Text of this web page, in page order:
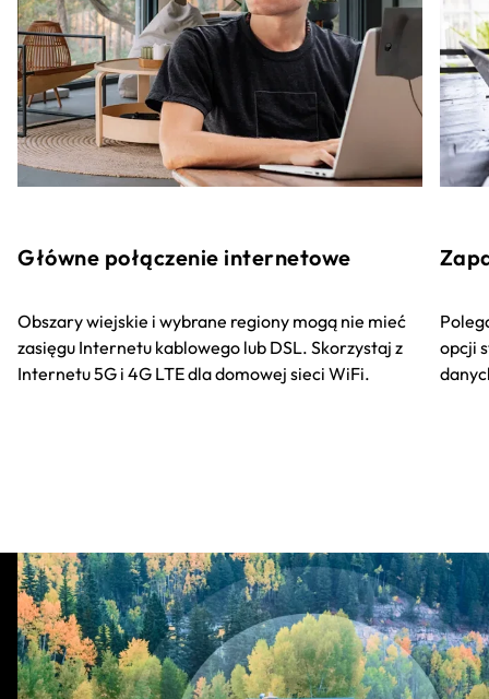
Główne połączenie internetowe
Obszary wiejskie i wybrane regiony mogą nie mieć
zasięgu Internetu kablowego lub DSL. Skorzystaj z
Internetu 5G i 4G LTE dla domowej sieci WiFi.
opcji